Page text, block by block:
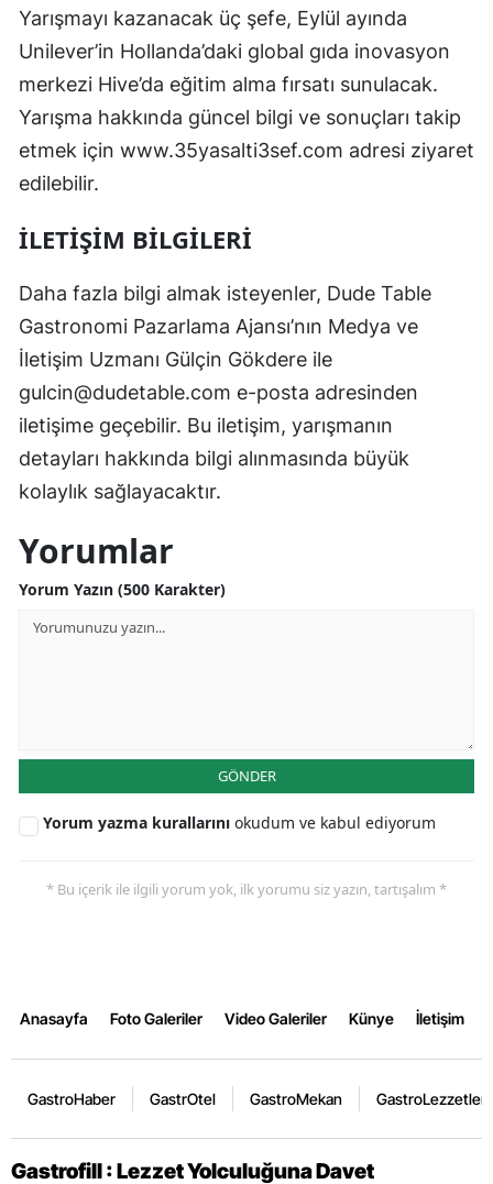
Yarışmayı kazanacak üç şefe, Eylül ayında
Unilever’in Hollanda’daki global gıda inovasyon
merkezi Hive’da eğitim alma fırsatı sunulacak.
Yarışma hakkında güncel bilgi ve sonuçları takip
etmek için www.35yasalti3sef.com adresi ziyaret
edilebilir.
İLETIŞIM BILGILERI
Daha fazla bilgi almak isteyenler, Dude Table
Gastronomi Pazarlama Ajansı’nın Medya ve
İletişim Uzmanı Gülçin Gökdere ile
gulcin@dudetable.com e-posta adresinden
iletişime geçebilir. Bu iletişim, yarışmanın
detayları hakkında bilgi alınmasında büyük
kolaylık sağlayacaktır.
Yorumlar
Yorum Yazın (500 Karakter)
GÖNDER
Yorum yazma kurallarını okudum ve kabul ediyorum
* Bu içerik ile ilgili yorum yok, ilk yorumu siz yazın, tartışalım *
Anasayfa Foto Galeriler Video Galeriler Künye İletişim
GastroHaber GastrOtel GastroMekan GastroLezzetler
Gastrofill : Lezzet Yolculuğuna Davet